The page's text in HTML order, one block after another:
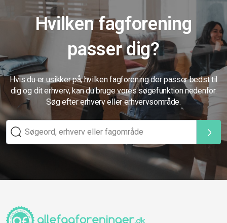
Hvilken fagforening
passer dig?
Hvis du er usikker på, hvilken fagforening der passer bedst til
dig og dit erhverv, kan du bruge vores søgefunktion nedenfor.
Søg efter erhverv eller erhvervsområde.